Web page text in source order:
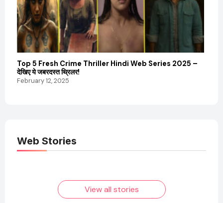
Top 5 Fresh Crime Thriller Hindi Web Series 2025 –
देखिए ये जबरदस्त थ्रिलर!
February 12, 2025
Web Stories
Elvish Yadav: एक
आम लड़के से यूट्यूबर
फिल्मों का जादू और उनका
View all stories